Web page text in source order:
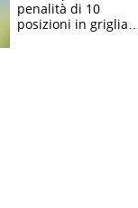
penalità di 10
posizioni in griglia,